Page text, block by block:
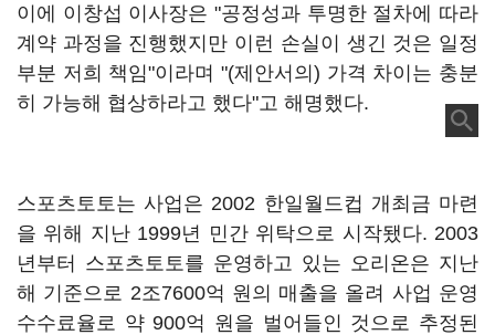
이에 이창섭 이사장은 "공정성과 투명한 절차에 따라
계약 과정을 진행했지만 이런 손실이 생긴 것은 일정
부분 저희 책임"이라며 "(제안서의) 가격 차이는 충분
히 가능해 협상하라고 했다"고 해명했다.
스포츠토토는 사업은 2002 한일월드컵 개최금 마련
을 위해 지난 1999년 민간 위탁으로 시작됐다. 2003
년부터 스포츠토토를 운영하고 있는 오리온은 지난
해 기준으로 2조7600억 원의 매출을 올려 사업 운영
수수료율로 약 900억 원을 벌어들인 것으로 추정된